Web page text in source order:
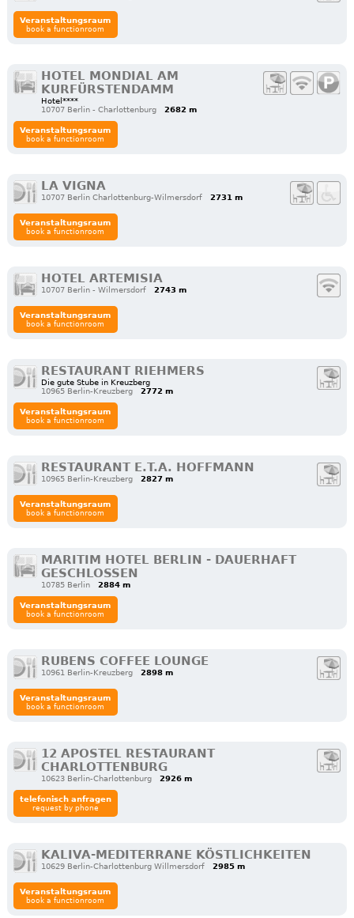
Veranstaltungsraum
book a functionroom
HOTEL MONDIAL AM
KURFÜRSTENDAMM
Hotel****
10707 Berlin - Charlottenburg
2682 m
Veranstaltungsraum
book a functionroom
LA VIGNA
10707 Berlin Charlottenburg-Wilmersdorf 2731 m
Veranstaltungsraum
book a functionroom
HOTEL ARTEMISIA
10707 Berlin - Wilmersdorf 2743 m
Veranstaltungsraum
book a functionroom
RESTAURANT RIEHMERS
Die gute Stube in Kreuzberg
10965 Berlin-Kreuzberg
2772 m
Veranstaltungsraum
book a functionroom
RESTAURANT E.T.A. HOFFMANN
10965 Berlin-Kreuzberg 2827 m
Veranstaltungsraum
book a functionroom
MARITIM HOTEL BERLIN - DAUERHAFT
GESCHLOSSEN
10785 Berlin 2884 m
Veranstaltungsraum
book a functionroom
RUBENS COFFEE LOUNGE
10961 Berlin-Kreuzberg 2898 m
Veranstaltungsraum
book a functionroom
12 APOSTEL RESTAURANT
CHARLOTTENBURG
10623 Berlin-Charlottenburg 2926 m
telefonisch anfragen
request by phone
KALIVA-MEDITERRANE KÖSTLICHKEITEN
10629 Berlin-Charlottenburg Willmersdorf 2985 m
Veranstaltungsraum
book a functionroom